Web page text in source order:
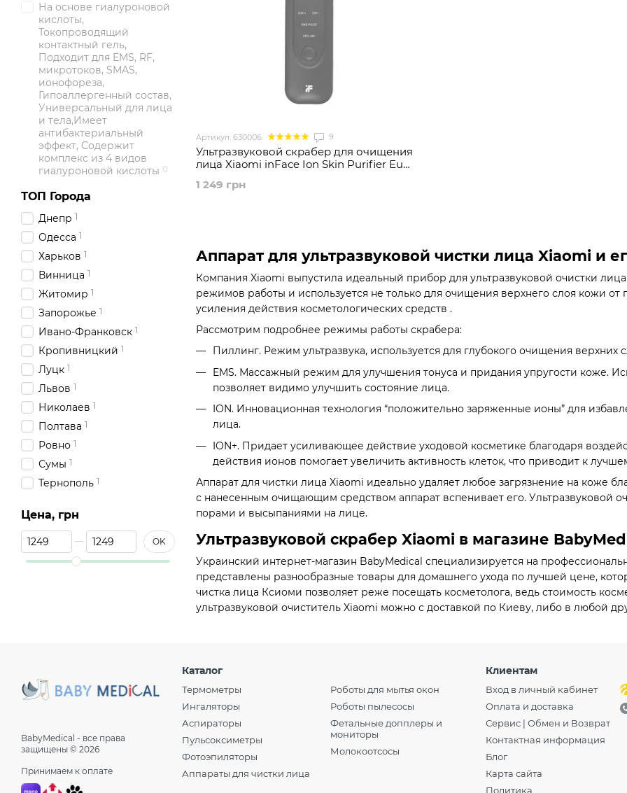
Аппарат для ультразвуковой чистки лица Xiaomi и
Компания Xiaomi выпустила идеальный прибор для ультразвуковой очистки
режимов работы и используется не только для очищения верхнего слоя кожи
усиления действия косметологических средств .
Рассмотрим подробнее режимы работы скрабера:
Пиллинг. Режим ультразвука, используется для глубокого очищения
EMS. Массажный режим для улучшения тонуса и придания упругости коже.
позволяет видимо улучшить состояние лица.
ION. Инновационная технология “положительно заряженные ионы” для
лица.
ION+. Придает усиливающее действие уходовой косметике благодаря
действия ионов помогает увеличить активность клеток, что приводит к
Аппарат для чистки лица Xiaomi идеально удаляет любое загрязнение на коже
с нанесенным очищающим средством аппарат вспенивает его. Ультразвуковой
порами и высыпаниями на лице.
Ультразвуковой скрабер Xiaomi в магазине
Украинский интернет-магазин BabyMedical специализируется на
представлены разнообразные товары для домашнего ухода по лучшей цене,
чистка лица Ксиоми позволяет реже посещать косметолога, ведь стоимость
ультразвуковой очиститель Xiaomi можно с доставкой по Киеву, либо в любой
Артикул: 630006 9
Ультразвуковой скрабер для очищения
лица Xiaomi inFace Ion Skin Purifier Eu
1 249 грн
На основе гиалуроновой
кислоты,
Токопроводящий
контактный гель,
Подходит для EMS, RF,
микротоков, SMAS,
ионофореза,
Гипоаллергенный состав,
Универсальный для лица
и тела,Имеет
антибактериальный
эффект, Содержит
комплекс из 4 видов
гиалуроновой кислоты 0
ТОП Города
Днепр 1
Одесса 1
Харьков 1
Винница 1
Житомир 1
Запорожье 1
Ивано-Франковск 1
Кропивницкий 1
Луцк 1
Львов 1
Николаев 1
Полтава 1
Ровно 1
Сумы 1
Тернополь 1
Херсон
Хмельницкий
Черкасы
Цена, грн
От Цена, грн
До Цена, грн OK
BabyMedical - все права
защищены © 2026
Принимаем к оплате
Каталог
Термометры
Ингаляторы
Аспираторы
Пульсоксиметры
Фотоэпиляторы
Аппараты для чистки лица
Роботы для мытья окон
Роботы пылесосы
Фетальные допплеры и
мониторы
Молокоотсосы
Клиентам
Вход в личный кабинет
Оплата и доставка
Сервис | Обмен и Возврат
Контактная информация
Блог
Карта сайта
Политика